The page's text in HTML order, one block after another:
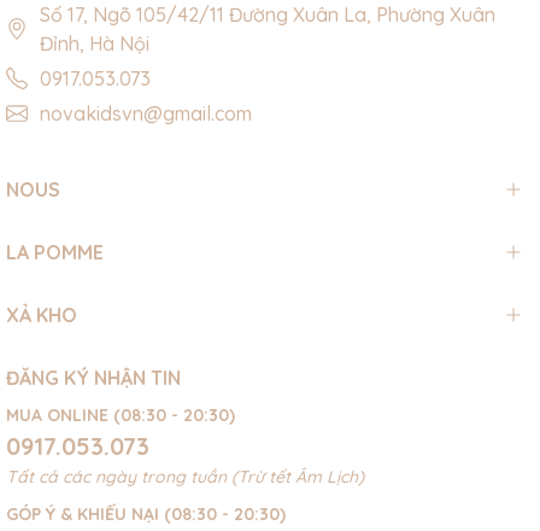
Số 17, Ngõ 105/42/11 Đường Xuân La, Phường Xuân
Đỉnh, Hà Nội
0917.053.073
novakidsvn@gmail.com
NOUS
LA POMME
XẢ KHO
ĐĂNG KÝ NHẬN TIN
MUA ONLINE (08:30 - 20:30)
0917.053.073
Tất cả các ngày trong tuần (Trừ tết Âm Lịch)
GÓP Ý & KHIẾU NẠI (08:30 - 20:30)